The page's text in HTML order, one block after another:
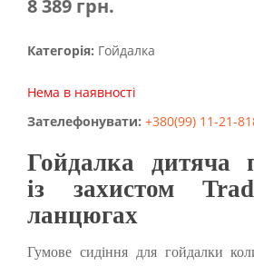
8 389 грн.
Категорія: Гойдалка
Нема в наявності
Зателефонувати: +380(99) 11-21-
Гойдалка дитяча
із захистом
ланцюгах
Гумове сидіння для гойдалки